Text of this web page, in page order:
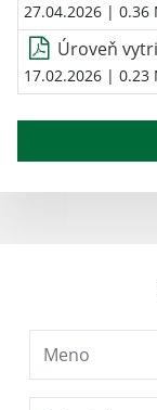
27.04.2026 | 0.36
Úroveň
17.02.2026 | 0.23